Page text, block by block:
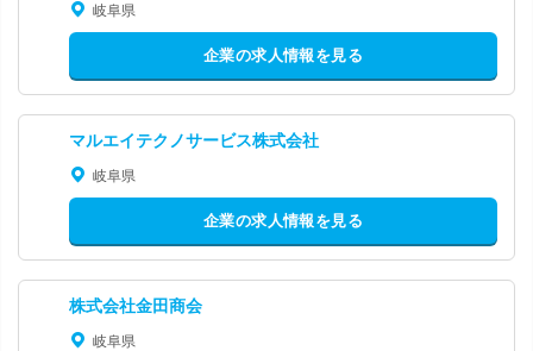
岐阜県
企業の求人情報を見る
マルエイテクノサービス株式会社
岐阜県
企業の求人情報を見る
株式会社金田商会
岐阜県